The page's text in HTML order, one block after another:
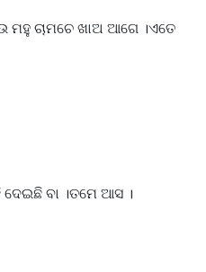
ଚାମଚେ ଖାଅ ଆଗେ ।ଏତେ
ବା ।ତମେ ଆସ ।